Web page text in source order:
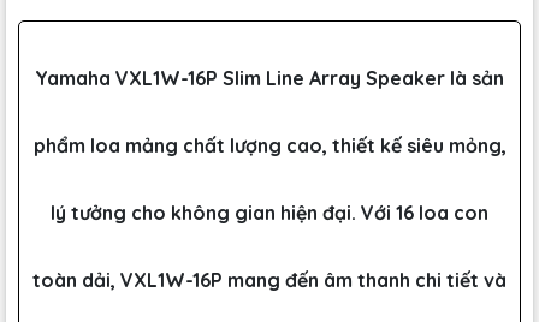
Yamaha VXL1W-16P Slim Line Array Speaker là sản
phẩm loa mảng chất lượng cao, thiết kế siêu mỏng,
lý tưởng cho không gian hiện đại. Với 16 loa con
toàn dải, VXL1W-16P mang đến âm thanh chi tiết và